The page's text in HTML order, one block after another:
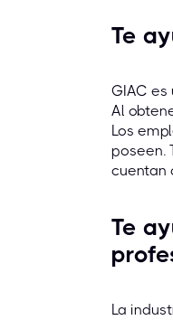
Te
GIAC
Al
Los
poseen.
cuentan
Te
La